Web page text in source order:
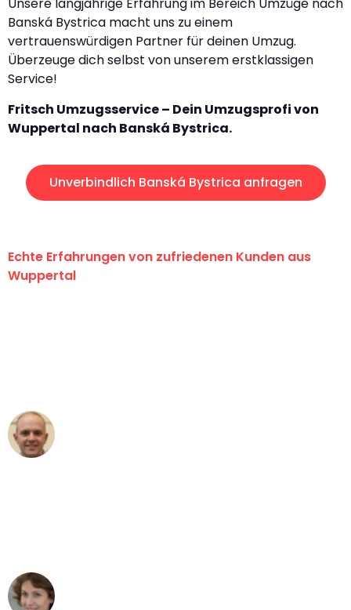
Unsere langjährige Erfahrung im Bereich Umzüge nach
Banská Bystrica macht uns zu einem
vertrauenswürdigen Partner für deinen Umzug.
Überzeuge dich selbst von unserem erstklassigen
Service!
Fritsch Umzugsservice – Dein Umzugsprofi von
Wuppertal nach Banská Bystrica.
Unverbindlich Banská Bystrica anfragen
Echte Erfahrungen von zufriedenen Kunden aus
Wuppertal